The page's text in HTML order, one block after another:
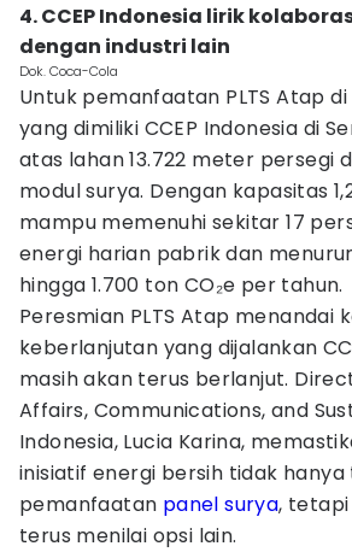
4. CCEP Indonesia lirik
dengan industri lain
Dok. Coca-Cola
Untuk pemanfaatan PLTS Atap
yang dimiliki CCEP Indonesia di
atas lahan 13.722 meter persegi
modul surya. Dengan kapasitas
mampu memenuhi sekitar 17
energi harian pabrik dan
hingga 1.700 ton CO₂e per tahun.
Peresmian PLTS Atap menandai
keberlanjutan yang dijalankan
masih akan terus berlanjut.
Affairs, Communications, and
Indonesia, Lucia Karina,
inisiatif energi bersih tidak
pemanfaatan panel surya,
terus menilai opsi lain.